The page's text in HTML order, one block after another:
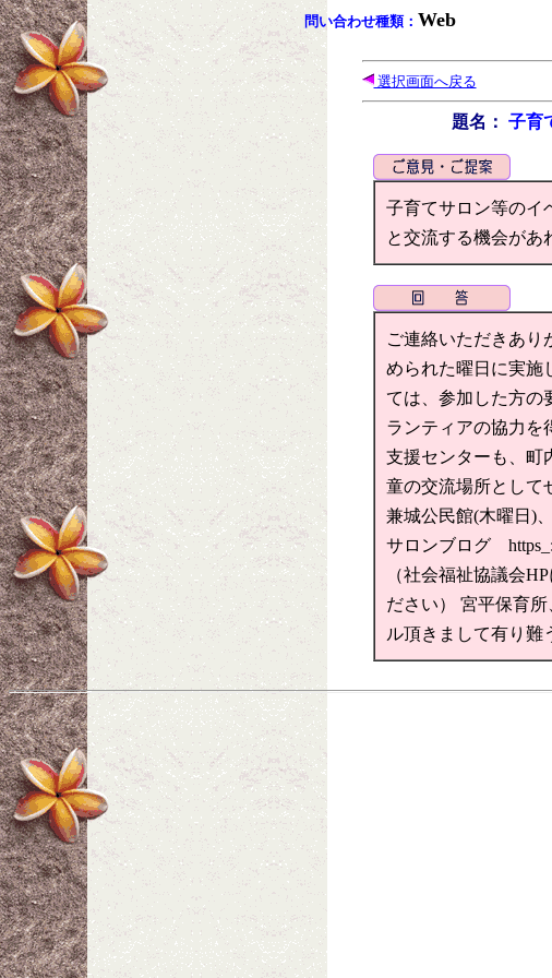
問い合わせ種類： Web
選択画面へ戻る
題名： 子育
子育てサロン等のイ
と交流する機会があ
ご連絡いただきあり
められた曜日に実施
ては、参加した方の
ランティアの協力を
支援センターも、町
童の交流場所として
兼城公民館(木曜日)
サロンブログ
（社会福祉協議会
ださい） 宮平保育
ル頂きまして有り難